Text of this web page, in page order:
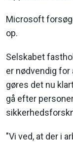
Microsoft
op.
Selskabet
er nødvendig
gøres det nu
gå efter
"Vi ved, at der i